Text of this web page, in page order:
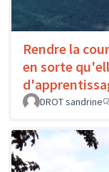
Rendre la
en sorte
DROT sandrine